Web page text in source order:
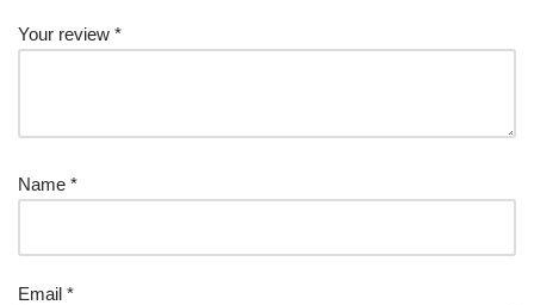
Your review *
Name *
Email *